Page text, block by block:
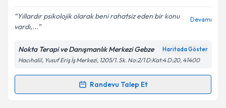
Kişisel verilerimin işlenmesine ilişkin
Aydınlatma
Metni'ni okudum ve kişisel verilerimin belirtilen
kapsamda işlenmesini kabul ediyorum.
Yıllardır psikolojik olarak beni rahatsiz eden bir konu
vardı,...
Devamı
Nokta Terapi ve Danışmanlık Merkezi Gebze Haritada Göster
Hacıhalil, Yusuf Eriş İş Merkezi, 1205/1. Sk. No:2/1 D:Kat:4 D:20, 41400
Randevu Talep Et
Randevu Takvimi Talebi